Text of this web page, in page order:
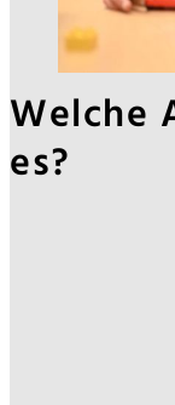
Welche
es?